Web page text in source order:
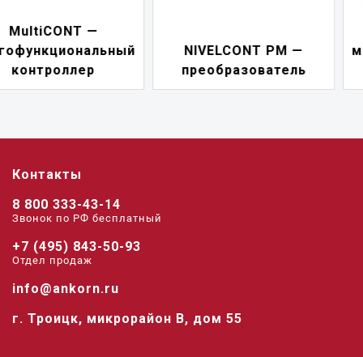
NIVELCONT PM —
преобразователь
переключатель
Контакты
8 800 333-43-14
Звонок по РФ беcплатный
+7 (495) 843-50-93
Отдел продаж
info@ankorn.ru
г. Троицк, микрорайон В, дом 55